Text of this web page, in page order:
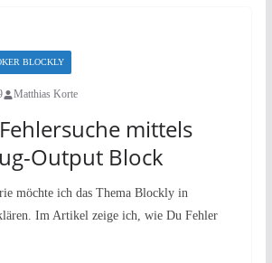
BLOCKLY
Matthias Korte
mittels
Output Block
möchte ich das Thema Blockly in
Im Artikel zeige ich, wie Du Fehler